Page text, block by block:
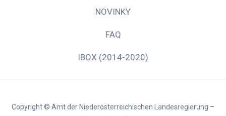
NOVINKY
FAQ
IBOX (2014-2020)
Copyright © Amt der Niederösterreichischen Landesregierung –